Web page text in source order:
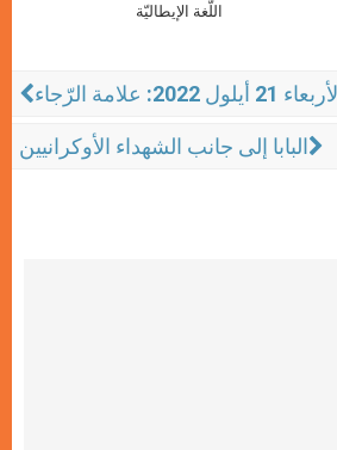
اللّغة الإيطاليّة
علامة الرّجاء
البابا إلى جانب الشهداء الأوكرانيين